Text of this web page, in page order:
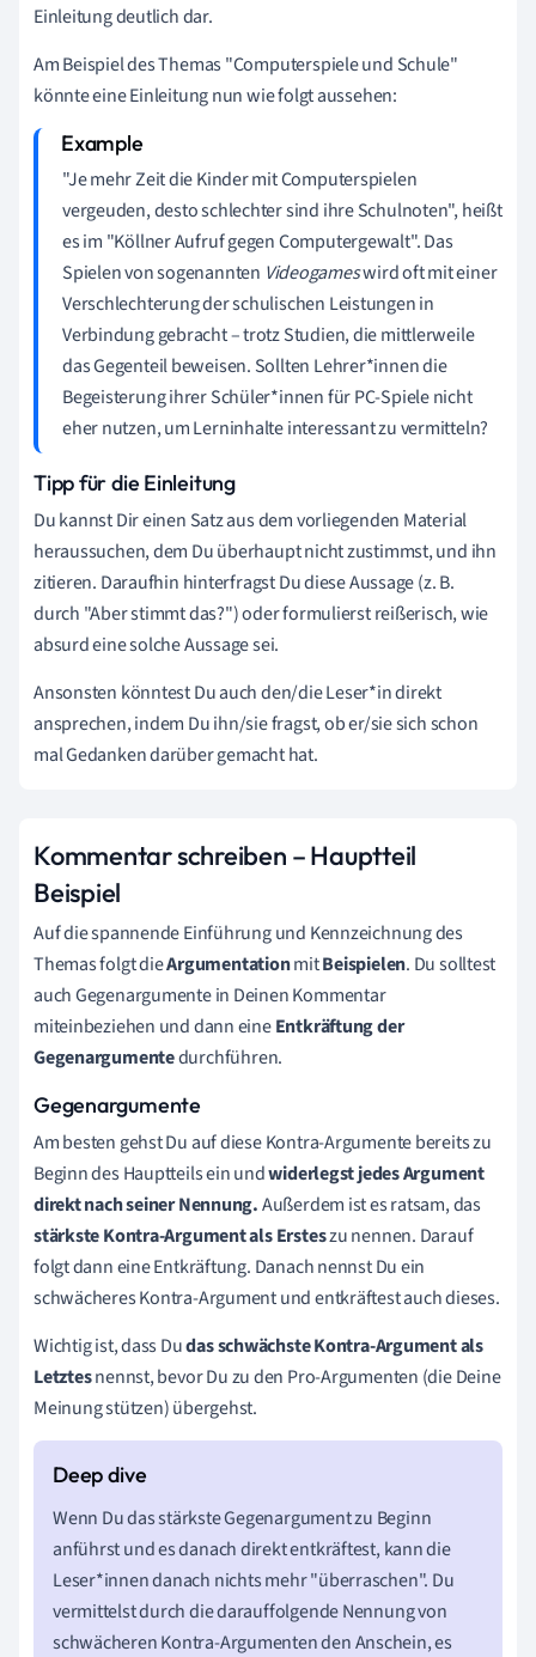
Einleitung deutlich dar.
Am Beispiel des Themas "Computerspiele und Schule"
könnte eine Einleitung nun wie folgt aussehen:
"Je mehr Zeit die Kinder mit Computerspielen
vergeuden, desto schlechter sind ihre Schulnoten", heißt
es im "Köllner Aufruf gegen Computergewalt". Das
Spielen von sogenannten Videogameswird oft mit einer
Verschlechterung der schulischen Leistungen in
Verbindung gebracht – trotz Studien, die mittlerweile
das Gegenteil beweisen. Sollten Lehrer*innen die
Begeisterung ihrer Schüler*innen für PC-Spiele nicht
eher nutzen, um Lerninhalte interessant zu vermitteln?
Tipp für die Einleitung
Du kannst Dir einen Satz aus dem vorliegenden Material
heraussuchen, dem Du überhaupt nicht zustimmst, und ihn
zitieren. Daraufhin hinterfragst Du diese Aussage (z. B.
durch "Aber stimmt das?") oder formulierst reißerisch, wie
absurd eine solche Aussage sei.
Ansonsten könntest Du auch den/die Leser*in direkt
ansprechen, indem Du ihn/sie fragst, ob er/sie sich schon
mal Gedanken darüber gemacht hat.
Kommentar schreiben – Hauptteil
Beispiel
Auf die spannende Einführung und Kennzeichnung des
Themas folgt dieArgumentationmitBeispielen. Du solltest
auch Gegenargumente in Deinen Kommentar
miteinbeziehen und dann eineEntkräftung der
Gegenargumentedurchführen.
Gegenargumente
Am besten gehst Du auf diese Kontra-Argumente bereits zu
Beginn des Hauptteils ein undwiderlegst jedes Argument
direkt nach seiner Nennung.Außerdem ist es ratsam, das
stärkste Kontra-Argument als Ersteszu nennen. Darauf
folgt dann eine Entkräftung. Danach nennst Du ein
schwächeres Kontra-Argument und entkräftest auch dieses.
Wichtig ist, dass Dudas schwächste Kontra-Argument als
Letztesnennst, bevor Du zu den Pro-Argumenten (die Deine
Meinung stützen) übergehst.
Wenn Du das stärkste Gegenargument zu Beginn
anführst und es danach direkt entkräftest, kann die
Leser*innen danach nichts mehr "überraschen". Du
vermittelst durch die darauffolgende Nennung von
schwächeren Kontra-Argumenten den Anschein, es